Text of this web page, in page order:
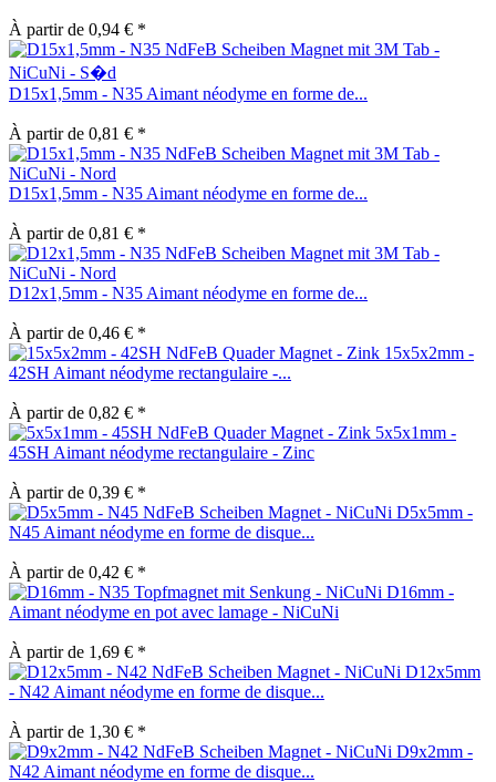
À partir de 0,94 € *
D15x1,5mm - N35 Aimant néodyme en forme de...
À partir de 0,81 € *
D15x1,5mm - N35 Aimant néodyme en forme de...
À partir de 0,81 € *
D12x1,5mm - N35 Aimant néodyme en forme de...
À partir de 0,46 € *
15x5x2mm -
42SH Aimant néodyme rectangulaire -...
À partir de 0,82 € *
5x5x1mm -
45SH Aimant néodyme rectangulaire - Zinc
À partir de 0,39 € *
D5x5mm -
N45 Aimant néodyme en forme de disque...
À partir de 0,42 € *
D16mm -
Aimant néodyme en pot avec lamage - NiCuNi
À partir de 1,69 € *
D12x5mm
- N42 Aimant néodyme en forme de disque...
À partir de 1,30 € *
D9x2mm -
N42 Aimant néodyme en forme de disque...